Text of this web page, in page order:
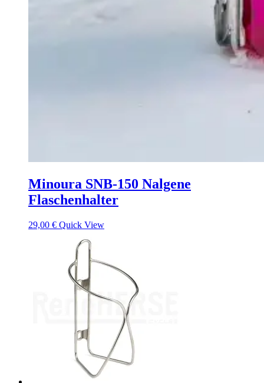
Minoura SNB-150 Nalgene
Flaschenhalter
29,00 € Quick View